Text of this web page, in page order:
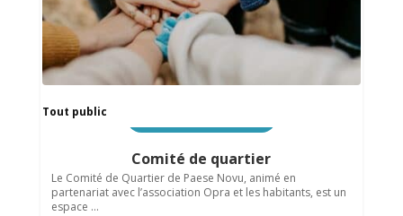
Tout public
Comité de quartier
Le Comité de Quartier de Paese Novu, animé en
partenariat avec l’association Opra et les habitants, est un
espace ...